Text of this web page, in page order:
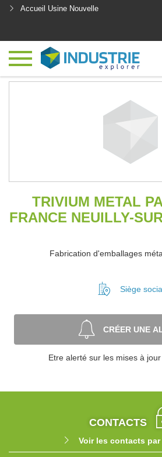
Accueil Usine Nouvelle
TRIVIUM METAL
FRANCE NEUILLY-
Fabrication d'emballages
Siège
CRÉER UNE
Etre alerté sur les mises à
CONTACTS
Voir les contacts